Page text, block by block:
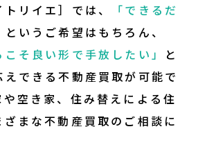
リイエ］では、
「できるだ
というご希望はもちろん、
こそ良い形で手放したい」
と
できる不動産買取が可能で
空き家、住み替えによる住
まな不動産買取のご相談に